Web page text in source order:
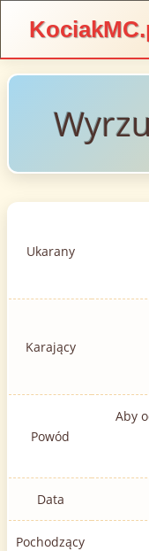
Ukarany
Karający
Powód
Aby
Data
Pochodzący